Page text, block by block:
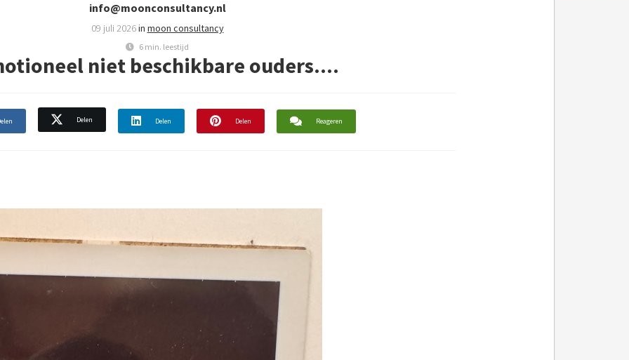
info@moonconsultancy.nl
09 juli 2026in moon consultancy
6 min. leestijd
niet beschikbare ouders....
Delen Delen Delen Reageren